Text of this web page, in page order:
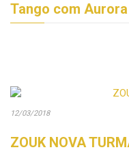
Tango com
12/03/2018
ZOUK NOVA